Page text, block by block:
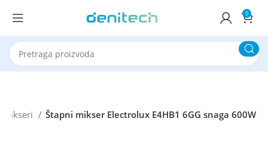
0
Mikseri Štapni mikser Electrolux E4HB1 6GG snaga 600W